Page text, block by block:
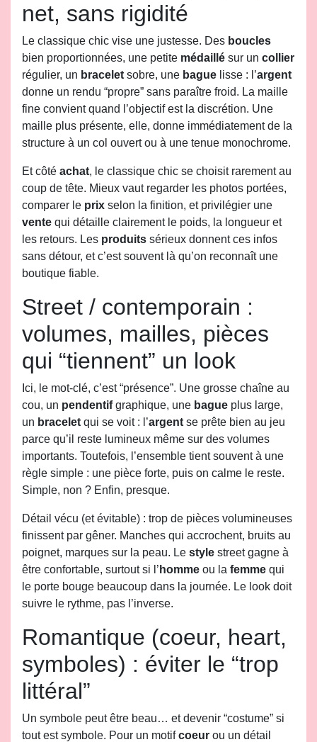
net, sans rigidité
Le classique chic vise une justesse. Des boucles
bien proportionnées, une petite médaillé sur un collier
régulier, un bracelet sobre, une bague lisse : l’argent
donne un rendu “propre” sans paraître froid. La maille
fine convient quand l’objectif est la discrétion. Une
maille plus présente, elle, donne immédiatement de la
structure à un col ouvert ou à une tenue monochrome.
Et côté achat, le classique chic se choisit rarement au
coup de tête. Mieux vaut regarder les photos portées,
comparer le prix selon la finition, et privilégier une
vente qui détaille clairement le poids, la longueur et
les retours. Les produits sérieux donnent ces infos
sans détour, et c’est souvent là qu’on reconnaît une
boutique fiable.
Street / contemporain :
volumes, mailles, pièces
qui “tiennent” un look
Ici, le mot-clé, c’est “présence”. Une grosse chaîne au
cou, un pendentifgraphique, une bague plus large,
un bracelet qui se voit : l’argent se prête bien au jeu
parce qu’il reste lumineux même sur des volumes
importants. Toutefois, l’ensemble tient souvent à une
règle simple : une pièce forte, puis on calme le reste.
Simple, non ? Enfin, presque.
Détail vécu (et évitable) : trop de pièces volumineuses
finissent par gêner. Manches qui accrochent, bruits au
poignet, marques sur la peau. Le style street gagne à
être confortable, surtout si l’ homme ou la femme qui
le porte bouge beaucoup dans la journée. Le look doit
suivre le rythme, pas l’inverse.
Romantique (coeur, heart,
symboles) : éviter le “trop
littéral”
Un symbole peut être beau… et devenir “costume” si
tout est symbole. Pour un motifcoeur ou un détail